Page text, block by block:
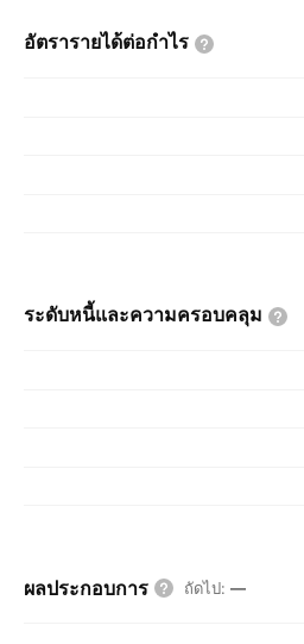
อัตรารายได้ต่อกำไร
ระดับหนี้และความครอบคลุม
ผลประกอบการ ถัดไป: —